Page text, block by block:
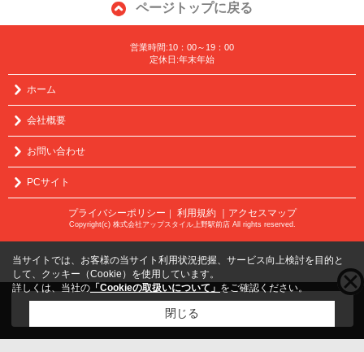
ページトップに戻る
営業時間:10：00～19：00
定休日:年末年始
ホーム
会社概要
お問い合わせ
PCサイト
プライバシーポリシー 利用規約 ｜アクセスマップ
Copyright(c) 株式会社アップスタイル上野駅前店 All rights reserved.
こちらの物件をご覧の方にお勧めな物件
当サイトでは、お客様の当サイト利用状況把握、サービス向上検討を目的と
して、クッキー（Cookie）を使用しています。
詳しくは、当社の 「Cookieの取扱いについて」 をご確認ください。
閉じる